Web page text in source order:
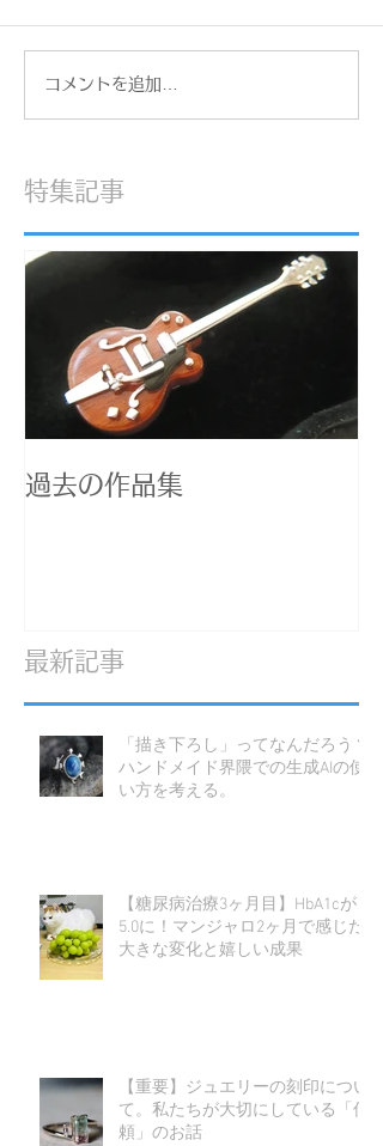
一眼レフカメラ
コメントを追加…
特集記事
過去の作品集
最新記事
「描き下ろし」ってなんだろう？
ハンドメイド界隈での生成AIの使
い方を考える。
【糖尿病治療3ヶ月目】HbA1cが
5.0に！マンジャロ2ヶ月で感じた
大きな変化と嬉しい成果
【重要】ジュエリーの刻印につい
て。私たちが大切にしている「信
頼」のお話